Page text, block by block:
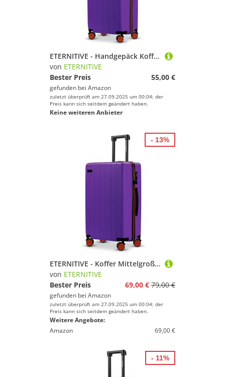
ETERNITIVE - Handgepäck Koffer Hartschale aus ABS | Reisekoffer mit 4 Zwillingsrollen 360° | Trolley Leicht mit TSA-Schloss | Gepäck 37L Größe: 54 x 35,5 x 21 cm | Lila
von ETERNITIVE
Bester Preis
55,00 €
gefunden bei Amazon
zuletzt überprüft am 27.09.2025 um 00:04; der
Preis kann sich seitdem geändert haben.
Keine weiteren Anbieter
ETERNITIVE - Koffer Mittelgroß I Reisekoffer aus ABS I Größe: 65,5 x 43,5 x 26,5 cmI Rollkoffer 60L I Reisetrolley Leicht mit 4 Doppelrollen 360° I Hartschalenkoffer mit TSA-Schloss I Lila
von ETERNITIVE
Bester Preis
69,00 € 79,00 €
gefunden bei Amazon
zuletzt überprüft am 27.09.2025 um 00:04; der
Preis kann sich seitdem geändert haben.
Weitere Angebote:
Amazon
69,00 €
- 13%
- 11%